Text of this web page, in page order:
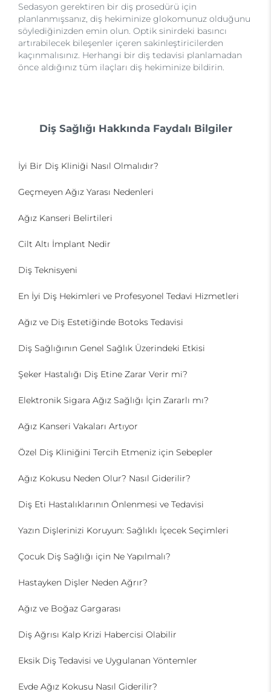
Sedasyon gerektiren bir diş prosedürü için
planlanmışsanız, diş hekiminize glokomunuz olduğunu
söylediğinizden emin olun. Optik sinirdeki basıncı
artırabilecek bileşenler içeren sakinleştiricilerden
kaçınmalısınız. Herhangi bir diş tedavisi planlamadan
önce aldığınız tüm ilaçları diş hekiminize bildirin.
Diş Sağlığı Hakkında Faydalı Bilgiler
İyi Bir Diş Kliniği Nasıl Olmalıdır?
Geçmeyen Ağız Yarası Nedenleri
Ağız Kanseri Belirtileri
Cilt Altı İmplant Nedir
Diş Teknisyeni
En İyi Diş Hekimleri ve Profesyonel Tedavi Hizmetleri
Ağız ve Diş Estetiğinde Botoks Tedavisi
Diş Sağlığının Genel Sağlık Üzerindeki Etkisi
Şeker Hastalığı Diş Etine Zarar Verir mi?
Elektronik Sigara Ağız Sağlığı İçin Zararlı mı?
Ağız Kanseri Vakaları Artıyor
Özel Diş Kliniğini Tercih Etmeniz için Sebepler
Ağız Kokusu Neden Olur? Nasıl Giderilir?
Diş Eti Hastalıklarının Önlenmesi ve Tedavisi
Yazın Dişlerinizi Koruyun: Sağlıklı İçecek Seçimleri
Çocuk Diş Sağlığı için Ne Yapılmalı?
Hastayken Dişler Neden Ağrır?
Ağız ve Boğaz Gargarası
Diş Ağrısı Kalp Krizi Habercisi Olabilir
Eksik Diş Tedavisi ve Uygulanan Yöntemler
Evde Ağız Kokusu Nasıl Giderilir?